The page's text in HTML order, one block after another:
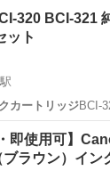
320 BCI-321
ット
カートリッジBCI-
プリンター
即使用可】
ブラウン）イ